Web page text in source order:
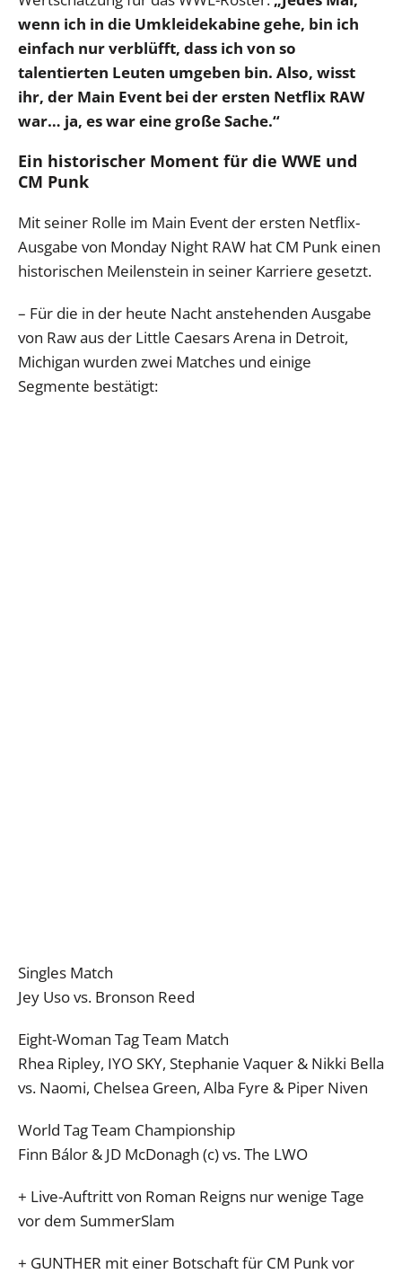
wenn ich in die Umkleidekabine gehe, bin ich
einfach nur verblüfft, dass ich von so
talentierten Leuten umgeben bin. Also, wisst
ihr, der Main Event bei der ersten Netflix RAW
war… ja, es war eine große Sache.“
Ein historischer Moment für die WWE und
CM Punk
Mit seiner Rolle im Main Event der ersten Netflix-
Ausgabe von Monday Night RAW hat CM Punk einen
historischen Meilenstein in seiner Karriere gesetzt.
– Für die in der heute Nacht anstehenden Ausgabe
von Raw aus der Little Caesars Arena in Detroit,
Michigan wurden zwei Matches und einige
Segmente bestätigt:
Singles Match
Jey Uso vs. Bronson Reed
Eight-Woman Tag Team Match
Rhea Ripley, IYO SKY, Stephanie Vaquer & Nikki Bella
vs. Naomi, Chelsea Green, Alba Fyre & Piper Niven
World Tag Team Championship
Finn Bálor & JD McDonagh (c) vs. The LWO
+ Live-Auftritt von Roman Reigns nur wenige Tage
vor dem SummerSlam
+ GUNTHER mit einer Botschaft für CM Punk vor